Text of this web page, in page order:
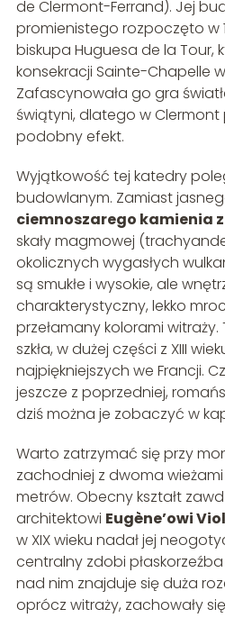
de Clermont-Ferrand). Jej
promienistego rozpoczęto w
biskupa Huguesa de la Tour,
konsekracji Sainte-Chapelle
Zafascynowała go gra
świątyni, dlatego w
podobny efekt.
Wyjątkowość tej katedry
budowlanym. Zamiast
ciemnoszarego kamienia
skały magmowej
okolicznych wygasłych
są smukłe i wysokie, ale
charakterystyczny, lekko
przełamany kolorami
szkła, w dużej części z XIII
najpiękniejszych we Francji.
jeszcze z poprzedniej,
dziś można je zobaczyć w
Warto zatrzymać się przy
zachodniej z dwoma
metrów. Obecny kształt
architektowi Eugène’owi
w XIX wieku nadał jej
centralny zdobi
nad nim znajduje się duża
oprócz witraży, zachowały się